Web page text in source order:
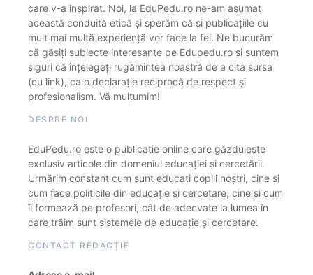
care v-a inspirat. Noi, la EduPedu.ro ne-am asumat
această conduită etică și sperăm că și publicațiile cu
mult mai multă experiență vor face la fel. Ne bucurăm
că găsiți subiecte interesante pe Edupedu.ro și suntem
siguri că înțelegeți rugămintea noastră de a cita sursa
(cu link), ca o declarație reciprocă de respect și
profesionalism. Vă mulțumim!
DESPRE NOI
EduPedu.ro este o publicație online care găzduiește
exclusiv articole din domeniul educației și cercetării.
Urmărim constant cum sunt educați copiii noștri, cine și
cum face politicile din educație și cercetare, cine și cum
îi formează pe profesori, cât de adecvate la lumea în
care trăim sunt sistemele de educație și cercetare.
CONTACT REDACȚIE